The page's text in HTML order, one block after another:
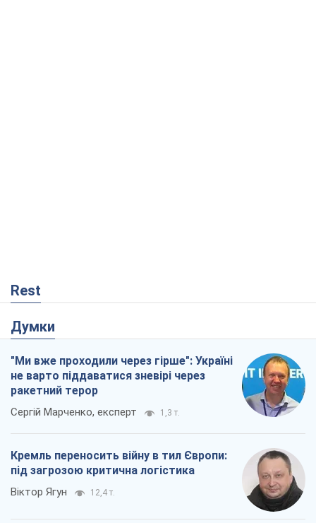
Rest
Думки
"Ми вже проходили через гірше": Україні
не варто піддаватися зневірі через
ракетний терор
Сергій Марченко, експерт 1,3 т.
Кремль переносить війну в тил Європи:
під загрозою критична логістика
Віктор Ягун 12,4 т.